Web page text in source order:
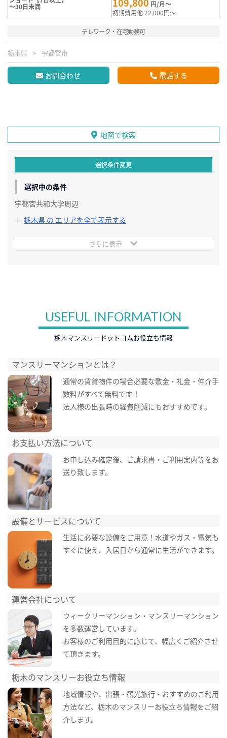
～30日未満
円/月～
初期費用他 22,000円～
テレワーク・在宅勤務可
栃木県 宇都宮市
お問合わせ 電話する
地図で検索
選択条件変更
選択中の条件
宇都宮共和大学周辺
栃木県 の エリアを全て表示する
さらに表示
USEFUL INFORMATION
栃木マンスリードットコムお役立ち情報
マンスリーマンションとは？
通常の賃貸物件の場合必要な敷金・礼金・仲介手
数料がすべて無料です！
法人様の出張時の経費削減にもおすすめです。
お支払い方法について
お申し込み確定後、ご請求書・ご利用案内等をお
送り致します。
設備とサービスについて
生活に必要な設備をご用意！水道やガス・電気も
すぐに使え、入居日から通常に生活ができます。
運営会社について
ウィークリーマンション・マンスリーマンション
を多数運営しています。
お客様のご利用目的に応じて、幅広くご紹介させ
て頂きます。
栃木のマンスリーお役立ち情報
地域情報や、出張・観光旅行・おすすめのご利用
方法など、栃木のマンスリーお役立ち情報をご紹
介します。